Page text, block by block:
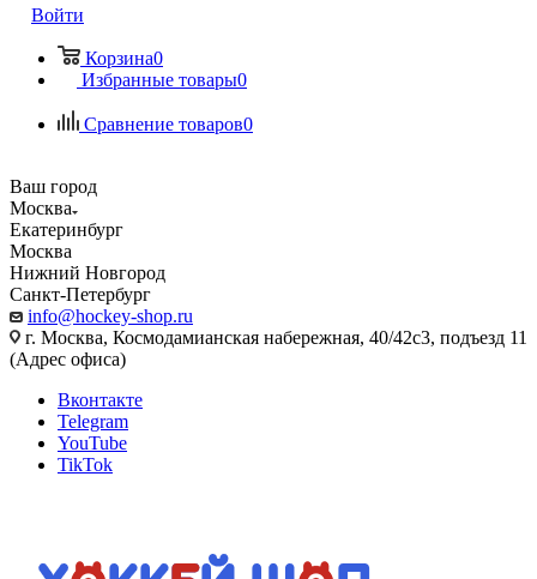
Войти
Корзина0
Избранные товары0
Сравнение товаров0
Ваш город
Москва
Екатеринбург
Москва
Нижний Новгород
Санкт-Петербург
info@hockey-shop.ru
г. Москва, Космодамианская набережная, 40/42с3, подъезд 11
(Адрес офиса)
Вконтакте
Telegram
YouTube
TikTok